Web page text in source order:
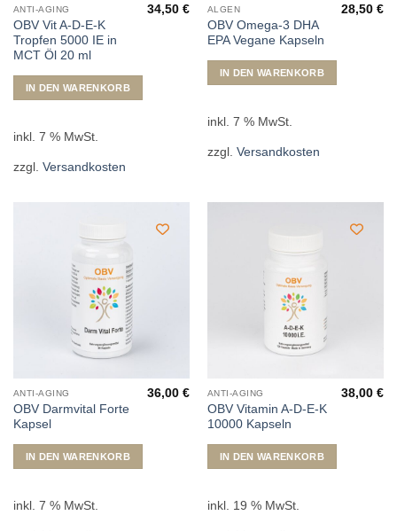
ANTI-AGING
OBV Vit A-D-E-K
Tropfen 5000 IE in
MCT Öl 20 ml
34,50€
IN DEN WARENKORB
inkl. 7 % MwSt.
zzgl. Versandkosten
ALGEN
OBV Omega-3 DHA
EPA Vegane Kapseln
28,50€
IN DEN WARENKORB
inkl. 7 % MwSt.
zzgl. Versandkosten
ANTI-AGING
OBV Darmvital Forte
Kapsel
36,00€
IN DEN WARENKORB
inkl. 7 % MwSt.
ANTI-AGING
OBV Vitamin A-D-E-K
10000 Kapseln
38,00€
IN DEN WARENKORB
inkl. 19 % MwSt.